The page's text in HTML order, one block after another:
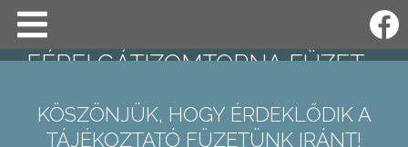
FÉRFI GÁTIZOMTORNA FÜZET
KÖSZÖNJÜK, HOGY ÉRDEKLŐDIK A
TÁJÉKOZTATÓ FÜZETÜNK IRÁNT!